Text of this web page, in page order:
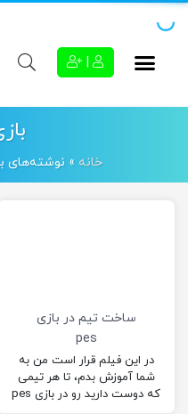
خانه » نوشته‌های
ساخت تیم در بازی
pes
در این فیلم قرار است من به
شما آموزش بدم، تا هر تیمی
که دوست دارید رو در بازی pes